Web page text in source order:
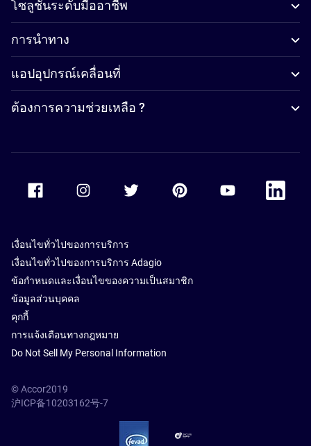
โซลูชันระดับมืออาชีพ
การนำทาง
แอปอุปกรณ์เคลื่อนที่
ต้องการความช่วยเหลือ ?
Accor Facebook Accor TwitterAccor PinterestAccor Youtube
Accor
เงื่อนไขทั่วไปของการบริการ
เงื่อนไขทั่วไปของการบริการ Adagio
ข้อกำหนดและเงื่อนไขของความเป็นสมาชิก
ข้อมูลส่วนบุคคล
คุกกี้
การแจ้งเตือนทางกฎหมาย
Do Not Sell My Personal Information
© Accor2019
沪ICP备10203162号-7